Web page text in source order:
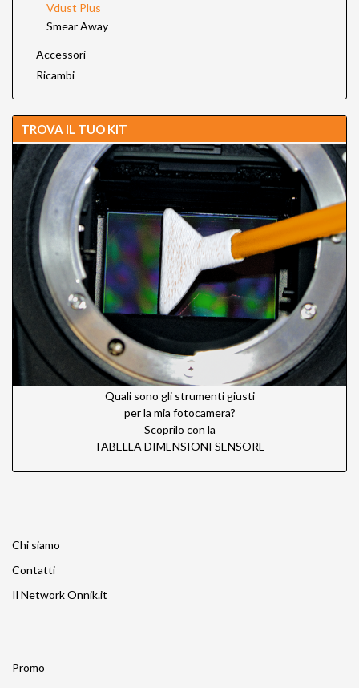
Vdust Plus
Smear Away
Accessori
Ricambi
TROVA IL TUO KIT
Quali sono gli strumenti giusti
per la mia fotocamera?
Scoprilo con la
TABELLA DIMENSIONI SENSORE
Chi siamo
Contatti
Il Network Onnik.it
Promo